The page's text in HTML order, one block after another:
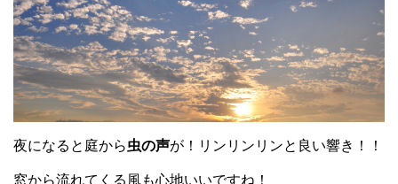
夜になると庭から虫の声が！リンリンリンと良い響き！！
窓から流れてくる風も心地いいですね！